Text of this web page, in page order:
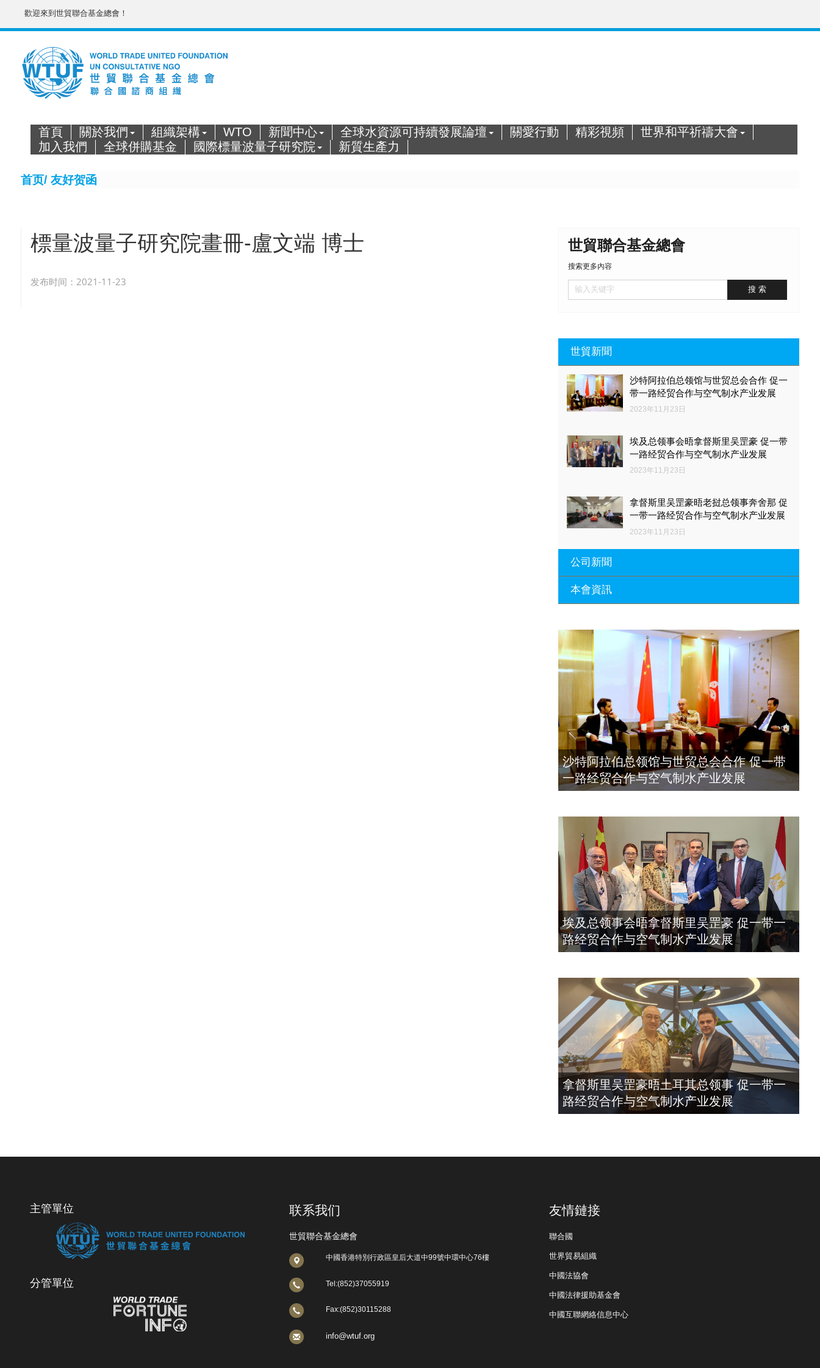
歡迎來到世貿聯合基金總會！
首頁 關於我們 組織架構 WTO 新聞中心 全球水資源可持續發展論壇 關愛行動 精彩視頻
世界和平祈禱大會
加入我們
全球併購基金 國際標量波量子研究院 新質生產力
首页/ 友好贺函
標量波量子研究院畫冊-盧文端 博士
发布时间：2021-11-23
世貿聯合基金總會
搜索更多內容
世貿新聞
沙特阿拉伯总领馆与世贸总会合作 促一
带一路经贸合作与空气制水产业发展
2023年11月23日
埃及总领事会晤拿督斯里吴罡豪 促一带
一路经贸合作与空气制水产业发展
2023年11月23日
拿督斯里吴罡豪晤老挝总领事奔舍那 促
一带一路经贸合作与空气制水产业发展
2023年11月23日
公司新聞
带一路经贸合作与空气制水产业发展
埃及总领事会晤拿督斯里吴罡豪 促一带
一路经贸合作与空气制水产业发展
2023年11月23日
拿督斯里吴罡豪晤土耳其总领事 促一带
一路经贸合作与空气制水产业发展
2023年11月23日
本會資訊
瑚蒞臨 天泉鼎豐深圳總部及國際標量波
量子研究院
2021年12月10日
標量波光量子導入系統聯合國總部拿督
斯裏吳達鎔教授首發
2021年12月10日
空氣制水發明人吳達鎔出席聯合國環境
科政商管治聯盟會議
2021年12月10日
沙特阿拉伯总领馆与世贸总会合作 促一带
一路经贸合作与空气制水产业发展
埃及总领事会晤拿督斯里吴罡豪 促一带一
路经贸合作与空气制水产业发展
拿督斯里吴罡豪晤土耳其总领事 促一带一
路经贸合作与空气制水产业发展
主管單位
分管單位
联系我们
世貿聯合基金總會
中國香港特別行政區皇后大道中99號中環中心76樓
Tel:(852)37055919
Fax:(852)30115288
info@wtuf.org
友情鏈接
聯合國
世界貿易組織
中國法協會
中國法律援助基金會
中國互聯網絡信息中心